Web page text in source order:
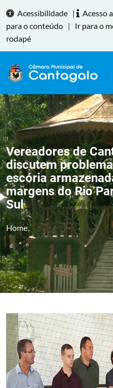
Acessibilidade | Acesso
para o conteúdo | Ir para o
rodapé
Vereadores de
discutem
escória
margens do Rio
Sul
Home